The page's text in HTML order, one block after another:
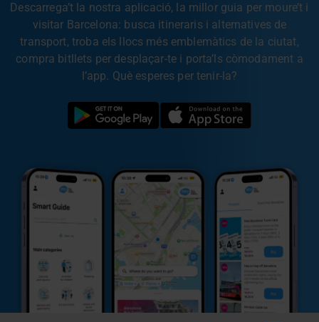
Descarrega’t la nostra aplicació, la millor guia per moure’t i
visitar Barcelona: busca itineraris i alternatives de
transport, troba els llocs més emblemàtics de la ciutat,
compra bitllets per desplaçar-te i porta’ls còmodament a
l’app. Què esperes per tenir-la?